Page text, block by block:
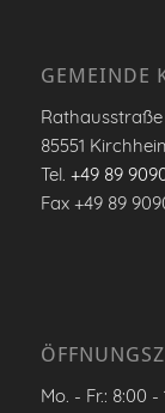
GEMEINDE
Rathausstraße
85551
Tel. +49 89
Fax +49 89
Mo. - Fr.: 8:00